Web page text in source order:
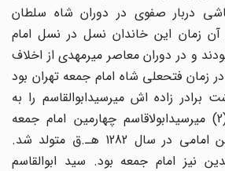
دربار صفوی در دوران شاه سلطان
شود.(1) از آن زمان این خاندان نسل در نسل امام
و در دوران معاصر میرمهدی از اخلاف
زمان فتحعلی شاه امام جمعه تهران بود
زاده اش میرسیدابوالقاسم را به
خویش برگزید.(2) میرسیدابولاقاسم چهارمین امام جمعه
تهران و پدر سید حسن امامی در سال 1282 هـ.ق متولد شد.
نیز امام جمعه بود. سید ابوالقاسم